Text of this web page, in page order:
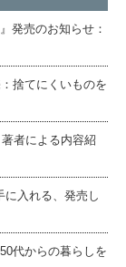
発売のお知らせ：
捨てにくいものを
者による内容紹
に入れる、発売し
代からの暮らしを